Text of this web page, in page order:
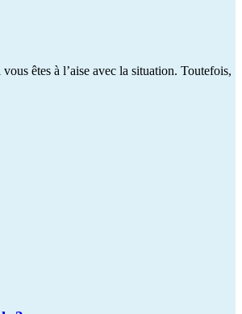
êtes à l’aise avec la situation. Toutefois,